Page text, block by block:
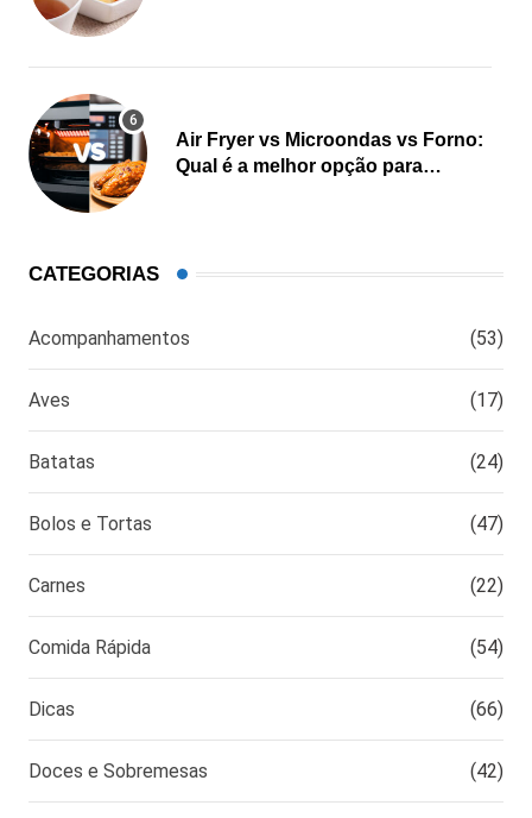
Air Fryer vs Microondas vs Forno:
Qual é a melhor opção para
CATEGORIAS
Acompanhamentos (53)
Aves (17)
Batatas (24)
Bolos e Tortas (47)
Carnes (22)
Comida Rápida (54)
Dicas (66)
Doces e Sobremesas (42)